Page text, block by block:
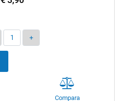
Quantità
Compara